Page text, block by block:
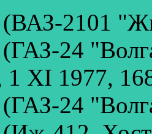
(ВАЗ-2101
(ГАЗ-24
1 XI 1977,
(ГАЗ-24